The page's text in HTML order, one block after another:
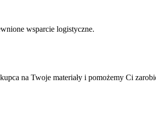
wsparcie logistyczne.
na Twoje materiały i pomożemy Ci